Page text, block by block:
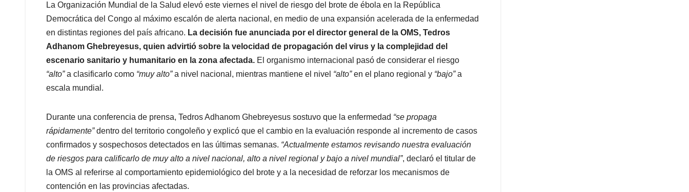
La Organización Mundial de la Salud elevó este viernes el nivel de riesgo del brote de ébola en la República
Democrática del Congo al máximo escalón de alerta nacional, en medio de una expansión acelerada de la enfermedad
en distintas regiones del país africano. La decisión fue anunciada por el director general de la OMS, Tedros
Adhanom Ghebreyesus, quien advirtió sobre la velocidad de propagación del virus y la complejidad del
escenario sanitario y humanitario en la zona afectada. El organismo internacional pasó de considerar el riesgo
“alto”a clasificarlo como “muy alto”a nivel nacional, mientras mantiene el nivel “alto”en el plano regional y “bajo”a
escala mundial.
Durante una conferencia de prensa, Tedros Adhanom Ghebreyesus sostuvo que la enfermedad “se propaga
rápidamente”dentro del territorio congoleño y explicó que el cambio en la evaluación responde al incremento de casos
confirmados y sospechosos detectados en las últimas semanas. “Actualmente estamos revisando nuestra evaluación
de riesgos para calificarlo de muy alto a nivel nacional, alto a nivel regional y bajo a nivel mundial”, declaró el titular de
la OMS al referirse al comportamiento epidemiológico del brote y a la necesidad de reforzar los mecanismos de
contención en las provincias afectadas.